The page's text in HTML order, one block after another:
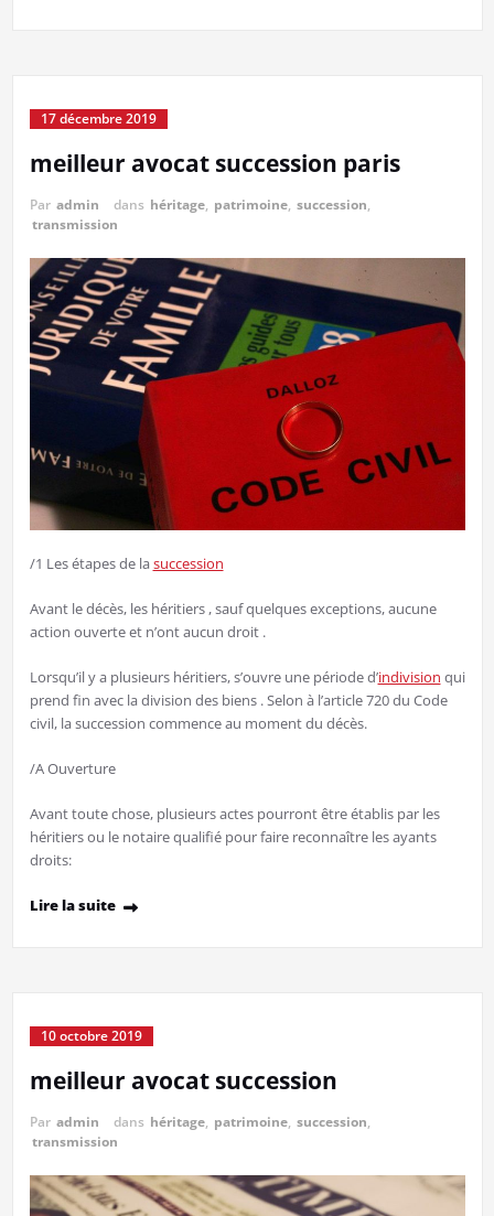
17 décembre 2019
meilleur avocat succession paris
Par admin dans héritage, patrimoine, succession,
transmission
/1 Les étapes de lasuccession
Avant le décès, les héritiers , sauf quelques exceptions, aucune
action ouverte et n’ont aucun droit .
Lorsqu’il y a plusieurs héritiers, s’ouvre une période d’indivision qui
prend fin avec la division des biens . Selon à l’article 720 du Code
civil, la succession commence au moment du décès.
/A Ouverture
Avant toute chose, plusieurs actes pourront être établis par les
héritiers ou le notaire qualifié pour faire reconnaître les ayants
droits:
Lire la suite
10 octobre 2019
meilleur avocat succession
Par admin dans héritage, patrimoine, succession,
transmission